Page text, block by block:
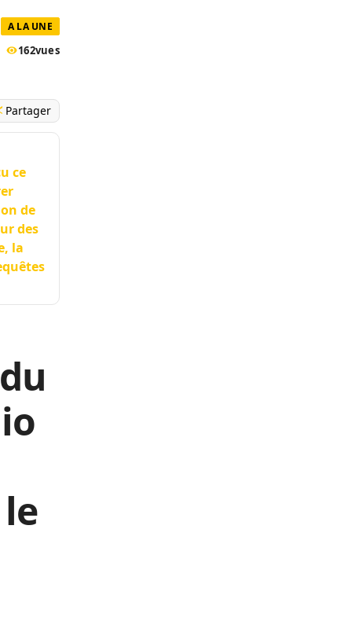
A LA UNE
162vues
Partager
ce
de
des
la